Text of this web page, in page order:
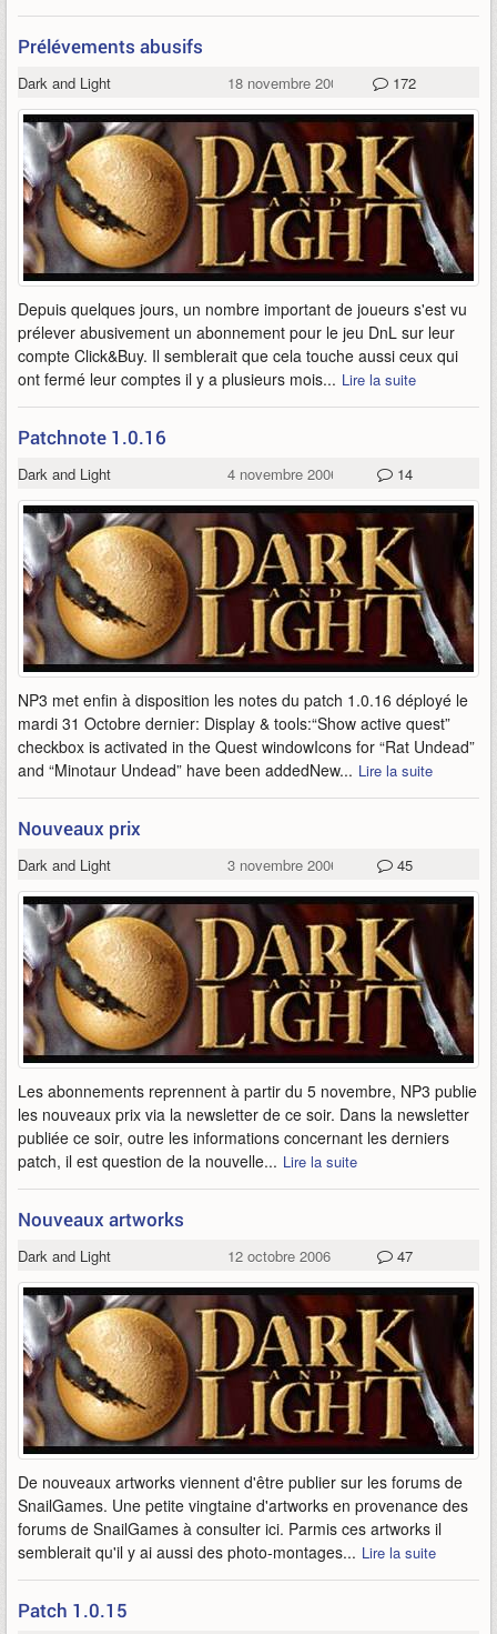
Prélévements abusifs
Dark and Light 18 novembre 2006 172
Depuis quelques jours, un nombre important de joueurs s'est vu
prélever abusivement un abonnement pour le jeu DnL sur leur
compte Click&Buy. Il semblerait que cela touche aussi ceux qui
ont fermé leur comptes il y a plusieurs mois... Lire la suite
Patchnote 1.0.16
Dark and Light 4 novembre 2006 14
NP3 met enfin à disposition les notes du patch 1.0.16 déployé le
mardi 31 Octobre dernier: Display & tools:“Show active quest”
checkbox is activated in the Quest windowIcons for “Rat Undead”
and “Minotaur Undead” have been addedNew... Lire la suite
Nouveaux prix
Dark and Light 3 novembre 2006 45
Les abonnements reprennent à partir du 5 novembre, NP3 publie
les nouveaux prix via la newsletter de ce soir. Dans la newsletter
publiée ce soir, outre les informations concernant les derniers
patch, il est question de la nouvelle... Lire la suite
Nouveaux artworks
Dark and Light 12 octobre 2006 47
De nouveaux artworks viennent d'être publier sur les forums de
SnailGames. Une petite vingtaine d'artworks en provenance des
forums de SnailGames à consulter ici. Parmis ces artworks il
semblerait qu'il y ai aussi des photo-montages... Lire la suite
Patch 1.0.15